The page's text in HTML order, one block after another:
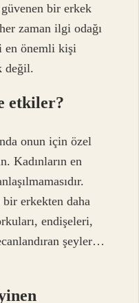
bir erkek
zaman ilgi odağı
en önemli kişi
değil.
etkiler?
onun için özel
Kadınların en
erkekten daha
endişeleri,
şeyler…